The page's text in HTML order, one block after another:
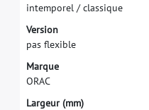
intemporel / classique
Version
pas fexible
Marque
ORAC
Largeur (mm)